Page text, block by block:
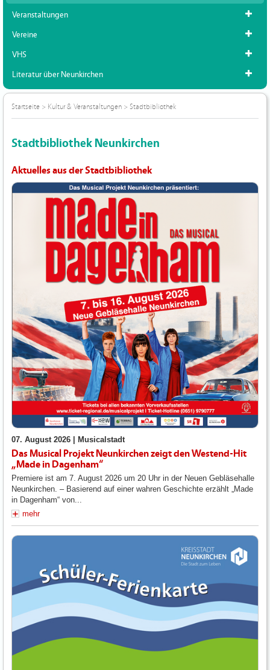
Veranstaltungen
Vereine
VHS
Literatur über Neunkirchen
Startseite > Kultur & Veranstaltungen > Stadtbibliothek
Stadtbibliothek Neunkirchen
Aktuelles aus der Stadtbibliothek
07. August 2026 | Musicalstadt
Das Musical Projekt Neunkirchen zeigt den Westend-Hit
„Made in Dagenham“
Premiere ist am 7. August 2026 um 20 Uhr in der Neuen Gebläsehalle
Neunkirchen. – Basierend auf einer wahren Geschichte erzählt „Made
in Dagenham“ von...
mehr